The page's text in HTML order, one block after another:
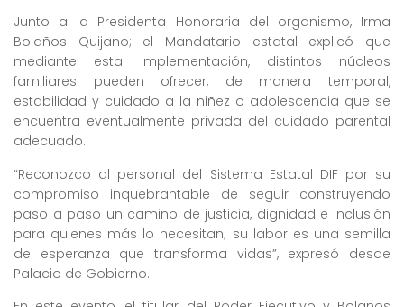
Junto a la Presidenta Honoraria del organismo, Irma
Bolaños Quijano; el Mandatario estatal explicó que
mediante esta implementación, distintos núcleos
familiares pueden ofrecer, de manera temporal,
estabilidad y cuidado a la niñez o adolescencia que se
encuentra eventualmente privada del cuidado parental
adecuado.
“Reconozco al personal del Sistema Estatal DIF por su
compromiso inquebrantable de seguir construyendo
paso a paso un camino de justicia, dignidad e inclusión
para quienes más lo necesitan; su labor es una semilla
de esperanza que transforma vidas”, expresó desde
Palacio de Gobierno.